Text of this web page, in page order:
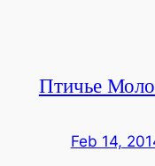
Птичье
Feb 14,